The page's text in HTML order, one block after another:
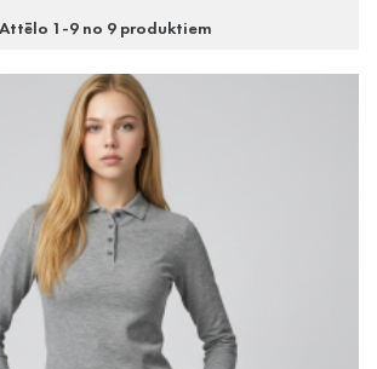
Attēlo 1-9 no 9 produktiem